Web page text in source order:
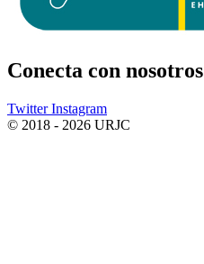
Conecta con nosotros
Twitter Instagram
© 2018 - 2026 URJC